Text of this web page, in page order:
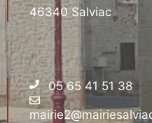
46340 Salviac
05 65 41 51 38